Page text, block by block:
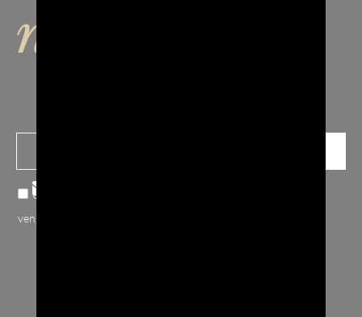
newsletter
Confermo note sulla
vengano raccolti e archiviati.